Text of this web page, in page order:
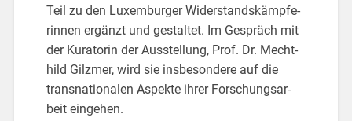
Teil zu den Lu­xem­bur­ger Wi­der­stands­kämp­fe­
rin­nen er­gänzt und ge­stal­tet. Im Ge­spräch mit
der Ku­ra­to­rin der Aus­stel­lung, Prof. Dr. Mecht­
hild Gilz­mer, wird sie ins­be­son­de­re auf die
trans­na­tio­na­len As­pek­te ihrer For­schungs­ar­
beit ein­ge­hen.